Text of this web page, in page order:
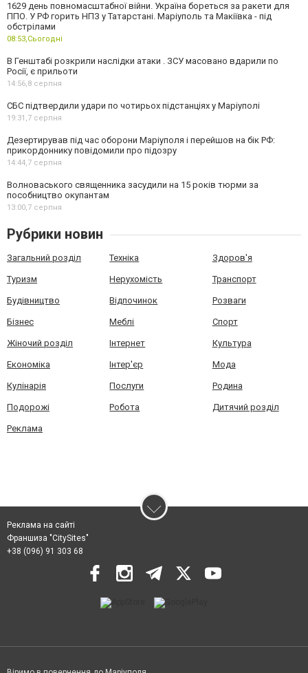
1629 день повномасштабної війни. Україна бореться за ракети для
ППО. У РФ горить НПЗ у Татарстані. Маріуполь та Макіївка - під
обстрілами
08:53,Сьогодні
В Генштабі розкрили наслідки атаки . ЗСУ масовано вдарили по
Росії, є прильоти
14:56,8 серпня
СБС підтвердили удари по чотирьох підстанціях у Маріуполі
19:31,7 серпня
Дезертирував під час оборони Маріуполя і перейшов на бік РФ:
прикордоннику повідомили про підозру
14:44,7 серпня
Волноваського священника засудили на 15 років тюрми за
пособництво окупантам
13:00,7 серпня
Рубрики новин
Загальний розділ Техніка Здоров'я
Туризм Нерухомість Транспорт
Будівництво Відпочинок Розваги
Бізнес Меблі Спорт
Жіночий розділ Інтернет Культура
Економіка Інтер'єр Мода
Кулінарія Послуги Родина
Подорожі Робота Дитячий розділ
Реклама
Реклама на сайті
Франшиза "CitySites"
+38 (096) 91 303 68